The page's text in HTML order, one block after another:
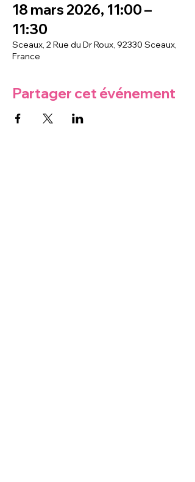
18 mars 2026, 11:00 –
11:30
Sceaux, 2 Rue du Dr Roux, 92330 Sceaux,
France
Partager cet événement